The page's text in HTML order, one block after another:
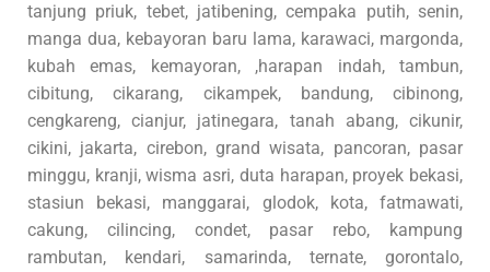
tanjung priuk, tebet, jatibening, cempaka putih, senin,
manga dua, kebayoran baru lama, karawaci, margonda,
kubah emas, kemayoran, ,harapan indah, tambun,
cibitung, cikarang, cikampek, bandung, cibinong,
cengkareng, cianjur, jatinegara, tanah abang, cikunir,
cikini, jakarta, cirebon, grand wisata, pancoran, pasar
minggu, kranji, wisma asri, duta harapan, proyek bekasi,
stasiun bekasi, manggarai, glodok, kota, fatmawati,
cakung, cilincing, condet, pasar rebo, kampung
rambutan, kendari, samarinda, ternate, gorontalo,